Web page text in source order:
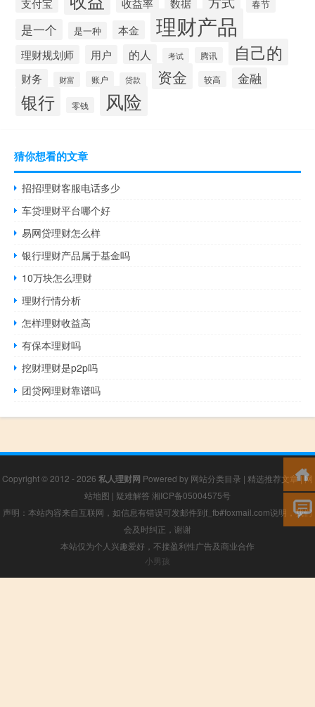
春节
是一个 是一种 本金 理财产品
理财规划师 用户 的人 考试 腾讯 自己的
财务 财富 账户 贷款 资金 较高 金融
银行 零钱 风险
猜你想看的文章
招招理财客服电话多少
车贷理财平台哪个好
易网贷理财怎么样
银行理财产品属于基金吗
10万块怎么理财
理财行情分析
怎样理财收益高
有保本理财吗
挖财理财是p2p吗
团贷网理财靠谱吗
Copyright © 2012 - 2026 私人理财网 Powered by 网站分类目录 | 精选推荐文章|网
站地图 | 疑难解答 湘ICP备05004575号
声明：本站内容来自互联网，如信息有错误可发邮件到f_fb#foxmail.com说明，我们
会及时纠正，谢谢
本站仅为个人兴趣爱好，不接盈利性广告及商业合作
小男孩